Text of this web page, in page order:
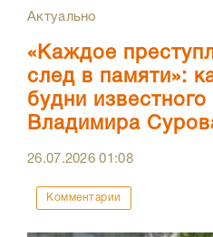
Актуально
«Каждое
след в памяти»:
будни
Владимира
26.07.202601:08
Комментарии